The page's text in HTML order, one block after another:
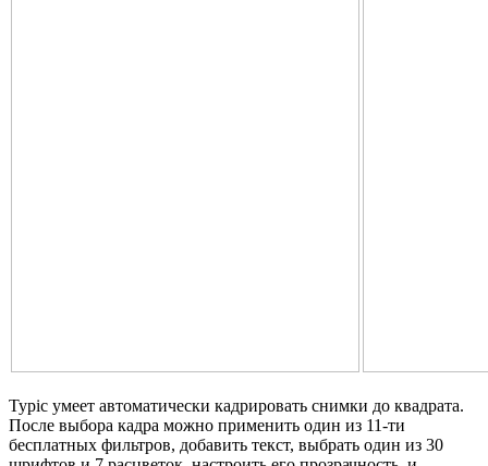
Typic умеет автоматически кадрировать снимки до квадрата.
После выбора кадра можно применить один из 11-ти
бесплатных фильтров, добавить текст, выбрать один из 30